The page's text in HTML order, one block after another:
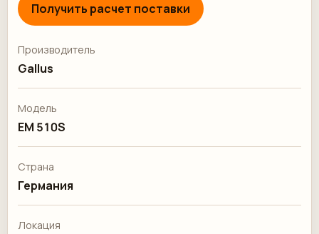
Получить расчет поставки
Производитель
Gallus
Модель
EM 510S
Страна
Германия
Локация